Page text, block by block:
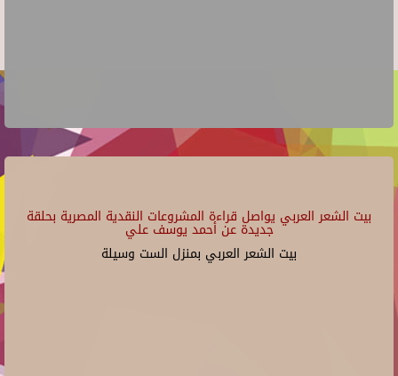
بيت الشعر العربي يواصل قراءة المشروعات النقدية المصرية بحلقة
جديدة عن أحمد يوسف علي
بيت الشعر العربي بمنزل الست وسيلة